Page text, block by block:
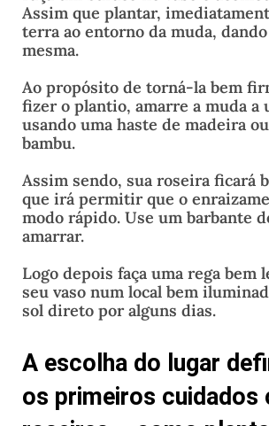
Assim que plantar,
terra ao entorno da muda,
mesma.
Ao propósito de torná-la bem
fizer o plantio, amarre a muda a
usando uma haste de madeira
bambu.
Assim sendo, sua roseira ficará
que irá permitir que o
modo rápido. Use um barbante
amarrar.
Logo depois faça uma rega bem
seu vaso num local bem
sol direto por alguns dias.
A escolha do lugar
os primeiros cuidados